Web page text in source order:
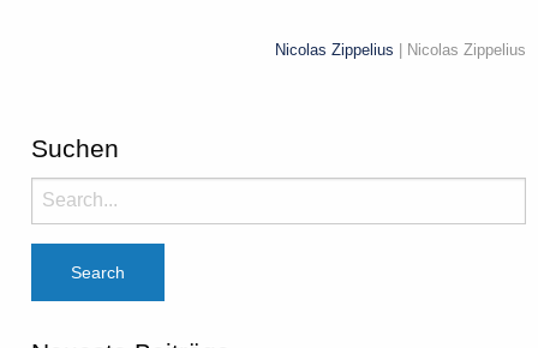
Nicolas Zippelius | Nicolas Zippelius
Suchen